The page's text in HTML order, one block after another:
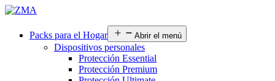
Packs para el Hogar Abrir el menú
Dispositivos personales
Protección Essential
Protección Premium